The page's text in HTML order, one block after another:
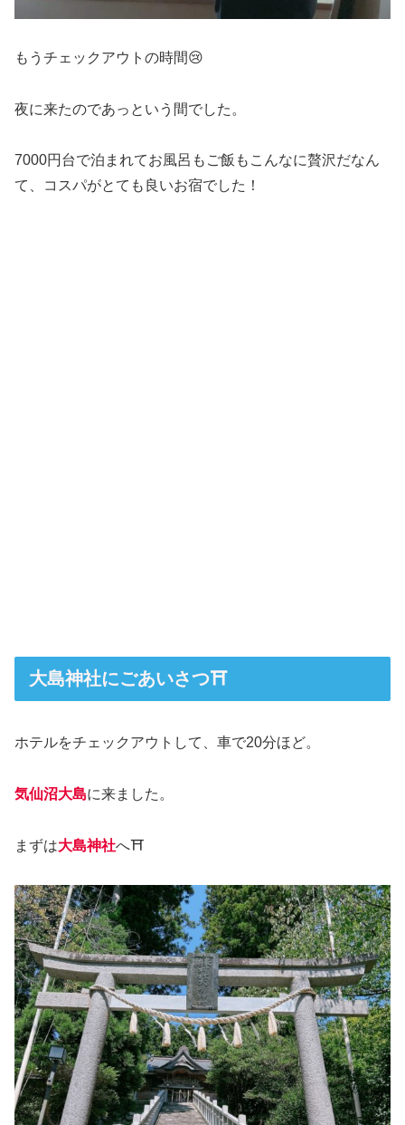
もうチェックアウトの時間😢
夜に来たのであっという間でした。
7000円台で泊まれてお風呂もご飯もこんなに贅沢だなん
て、コスパがとても良いお宿でした！
大島神社にごあいさつ⛩️
ホテルをチェックアウトして、車で20分ほど。
気仙沼大島に来ました。
まずは大島神社へ⛩️